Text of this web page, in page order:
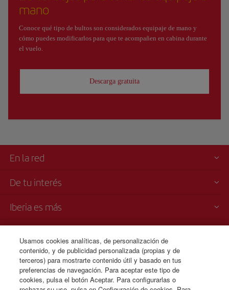
mano
Conoce qué tipo de bultos son considerados equipaje de mano y
cómo puedes modificarlos para que te acompañen en cabina durante
el vuelo.
Descarga gratuita
En la red
De tu interés
Iberia es más
Venta telefónica
+51 1 701 46 15
Lunes a domingo 00:00 - 24:00 horas ( español e inglés).
Usamos cookies analíticas, de personalización de
contenido, y de publicidad personalizada (propias y de
terceros) para mostrarte contenido útil y basado en tus
preferencias de navegación. Para aceptar este tipo de
cookies, pulsa el botón Aceptar. Para configurarlas o